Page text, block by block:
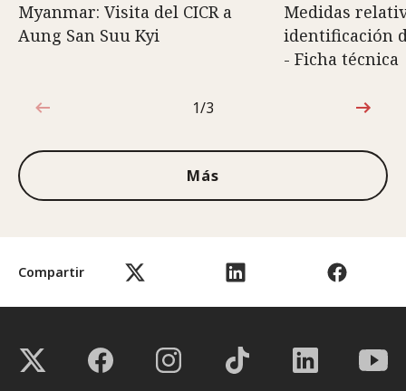
Compartir
Myanmar: Visita del CICR a
Aung San Suu Kyi
Medidas
identificación
- Ficha técnica
1de3
1/3
Más